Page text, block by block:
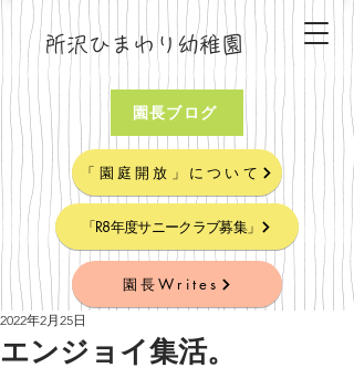
所沢ひまわり幼稚園
園長ブログ
「園庭開放」について
「R8年度サニークラブ募集」
園長Writes
エンジョイ集活。
2022年2月25日